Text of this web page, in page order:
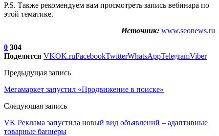
P.S. Также рекомендуем вам просмотреть запись вебинара по
этой тематике.
Источник: www.seonews.ru
0 304
Поделится VKOK.ruFacebookTwitterWhatsAppTelegramViber
Предыдущая запись
Мегамаркет запустил «Продвижение в поиске»
Следующая запись
VK Реклама запустила новый вид объявлений – адаптивные
товарные баннеры